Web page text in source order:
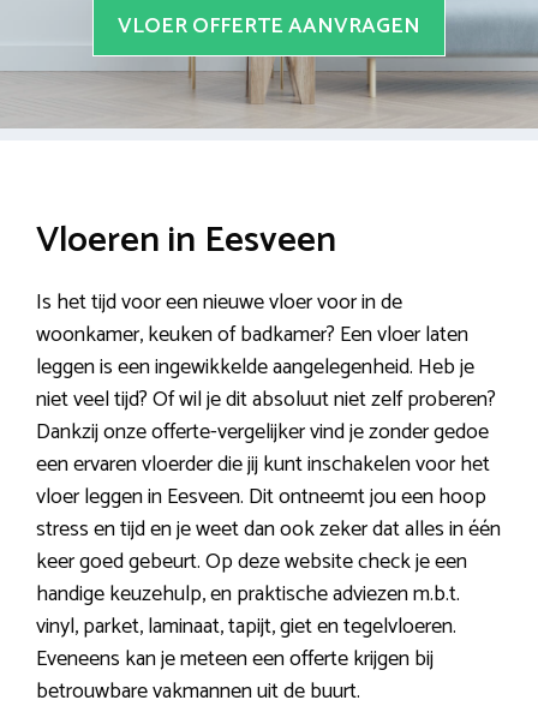
VLOER OFFERTE AANVRAGEN
Vloeren in Eesveen
Is het tijd voor een nieuwe vloer voor in de
woonkamer, keuken of badkamer? Een vloer laten
leggen is een ingewikkelde aangelegenheid. Heb je
niet veel tijd? Of wil je dit absoluut niet zelf proberen?
Dankzij onze offerte-vergelijker vind je zonder gedoe
een ervaren vloerder die jij kunt inschakelen voor het
vloer leggen in Eesveen. Dit ontneemt jou een hoop
stress en tijd en je weet dan ook zeker dat alles in één
keer goed gebeurt. Op deze website check je een
handige keuzehulp, en praktische adviezen m.b.t.
vinyl, parket, laminaat, tapijt, giet en tegelvloeren.
Eveneens kan je meteen een offerte krijgen bij
betrouwbare vakmannen uit de buurt.